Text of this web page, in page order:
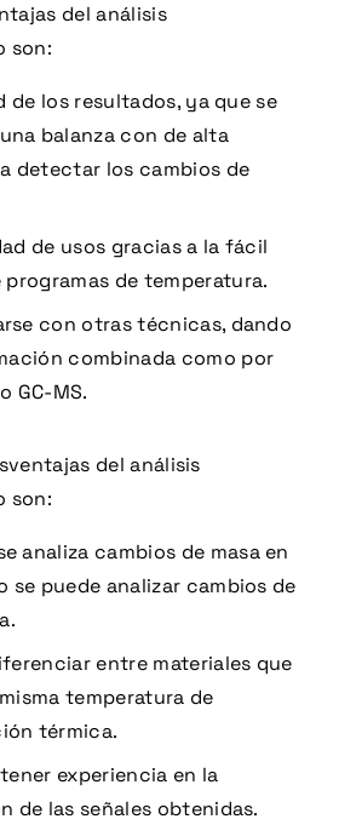
del análisis
son:
de los resultados, ya que se
balanza con de alta
detectar los cambios de
de usos gracias a la fácil
de temperatura.
con otras técnicas, dando
combinada como por
GC-MS.
del análisis
son:
analiza cambios de masa en
se puede analizar cambios de
entre materiales que
temperatura de
térmica.
experiencia en la
de las señales obtenidas.